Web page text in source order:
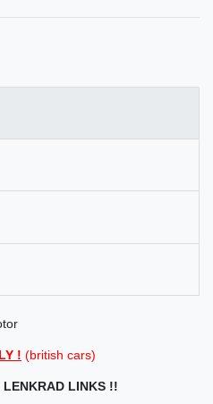
! (british cars)
LENKRAD LINKS !!